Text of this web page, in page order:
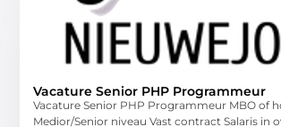
Vacature Senior PHP Programmeur
Vacature Senior PHP Programmeur MBO of
Medior/Senior niveau Vast contract Salaris in